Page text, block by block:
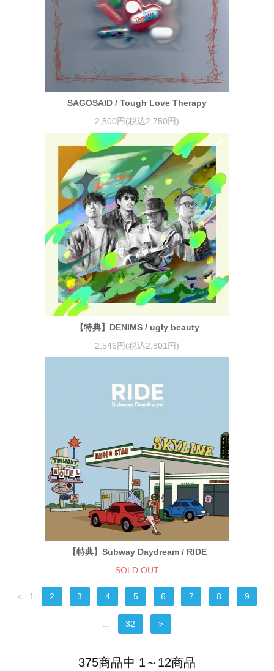
SAGOSAID / Tough Love Therapy
2,500円(税込2,750円)
【特典】DENIMS / ugly beauty
2,546円(税込2,801円)
【特典】Subway Daydream / RIDE
SOLD OUT
< 1 2 3 4 5 6 7 8 9
32 >
375商品中 1～12商品